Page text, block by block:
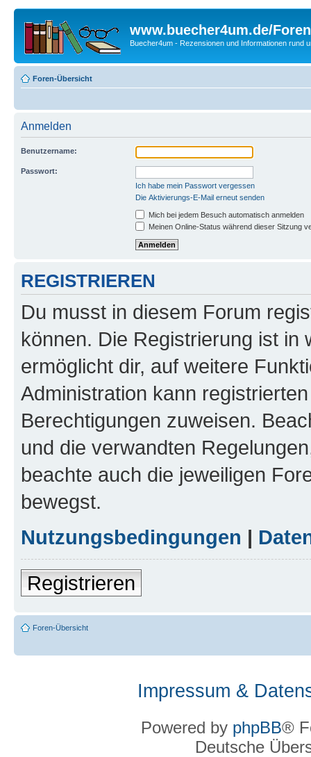
www.buecher4um.de/Foren
Buecher4um - Rezensionen und Informationen rund
Foren-Übersicht
Anmelden
Benutzername:
Passwort:
Ich habe mein Passwort vergessen
Die Aktivierungs-E-Mail erneut senden
Mich bei jedem Besuch automatisch anmelden
Meinen Online-Status während dieser Sitzung
REGISTRIEREN
Du musst in diesem Forum
können. Die Registrierung ist in
ermöglicht dir, auf weitere
Administration kann
Berechtigungen zuweisen.
und die verwandten
beachte auch die jeweiligen
bewegst.
Nutzungsbedingungen |
Registrieren
Foren-Übersicht
Impressum &
Powered by phpBB®
Deutsche